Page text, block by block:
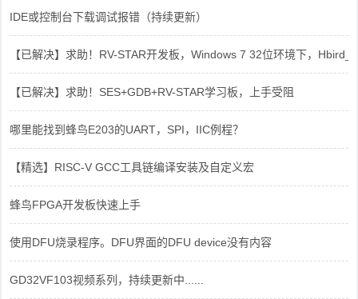
IDE或控制台下载调试报错（持续更新）
【已解决】求助！RV-STAR开发板，Windows 7 32位环境下，
【已解决】求助！SES+GDB+RV-STAR学习板，上手受阻
哪里能找到蜂鸟E203的UART，SPI，IIC例程？
【精选】RISC-V GCC工具链编译安装及自定义宏
蜂鸟FPGA开发板快速上手
使用DFU烧录程序。DFU界面的DFU device没有内容
GD32VF103视频系列，持续更新中......